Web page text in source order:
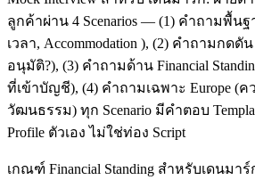
ลูกค้าผ่าน 4 Scenarios — (1) คำถามพื้น
เวลา, Accommodation ), (2) คำถามกดดั
อนุมัติ?), (3) คำถามด้าน Financial
ที่เข้าบัญชี), (4) คำถามเฉพาะ Europe (
วัฒนธรรม) ทุก Scenario มีคำตอบ
Profile ตัวเอง ไม่ใช่ท่อง Script
เกณฑ์ Financial Standing สำหรับเดนมา